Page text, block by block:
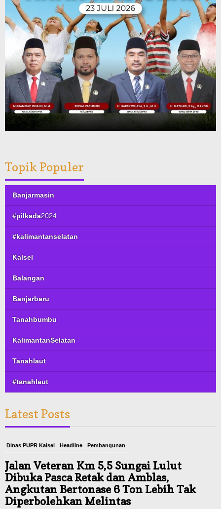
Topik Populer
Banjarmasin
#pilkada2024
#kalimantanselatan
Kalsel
Balangan
Banjarbaru
Tanahbumbu
KalimantanSelatan
Tanahlaut
#tanahlaut
Latest Posts
Dinas PUPR Kalsel Headline Pembangunan
Jalan Veteran Km 5,5 Sungai Lulut
Dibuka Pasca Retak dan Amblas,
Angkutan Bertonase 6 Ton Lebih Tak
Diperbolehkan Melintas